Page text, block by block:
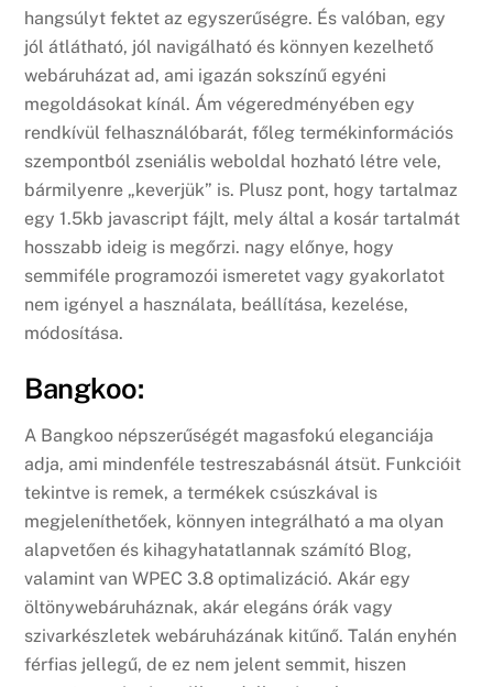
hangsúlyt fektet az egyszerűségre. És valóban, egy
jól átlátható, jól navigálható és könnyen kezelhető
webáruházat ad, ami igazán sokszínű egyéni
megoldásokat kínál. Ám végeredményében egy
rendkívül felhasználóbarát, főleg termékinformációs
szempontból zseniális weboldal hozható létre vele,
bármilyenre „keverjük” is. Plusz pont, hogy tartalmaz
egy 1.5kb javascript fájlt, mely által a kosár tartalmát
hosszabb ideig is megőrzi. nagy előnye, hogy
semmiféle programozói ismeretet vagy gyakorlatot
nem igényel a használata, beállítása, kezelése,
módosítása.
Bangkoo:
A Bangkoo népszerűségét magasfokú eleganciája
adja, ami mindenféle testreszabásnál átsüt. Funkcióit
tekintve is remek, a termékek csúszkával is
megjeleníthetőek, könnyen integrálható a ma olyan
alapvetően és kihagyhatatlannak számító Blog,
valamint van WPEC 3.8 optimalizáció. Akár egy
öltönywebáruháznak, akár elegáns órák vagy
szivarkészletek webáruházának kitűnő. Talán enyhén
férfias jellegű, de ez nem jelent semmit, hiszen